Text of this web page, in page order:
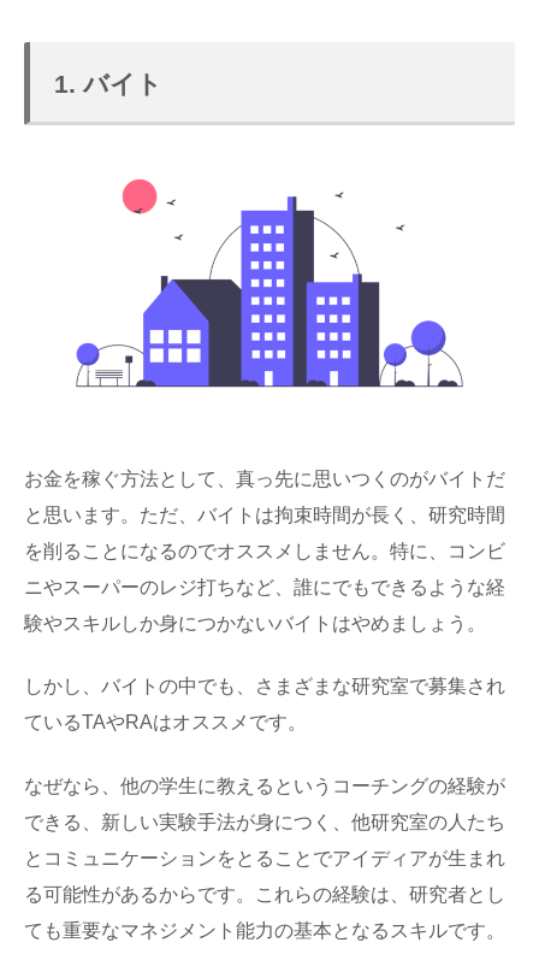
1. バイト
お金を稼ぐ方法として、真っ先に思いつくのがバイトだ
と思います。ただ、バイトは拘束時間が長く、研究時間
を削ることになるのでオススメしません。特に、コンビ
ニやスーパーのレジ打ちなど、誰にでもできるような経
験やスキルしか身につかないバイトはやめましょう。
しかし、バイトの中でも、さまざまな研究室で募集され
ているTAやRAはオススメです。
なぜなら、他の学生に教えるというコーチングの経験が
できる、新しい実験手法が身につく、他研究室の人たち
とコミュニケーションをとることでアイディアが生まれ
る可能性があるからです。これらの経験は、研究者とし
ても重要なマネジメント能力の基本となるスキルです。